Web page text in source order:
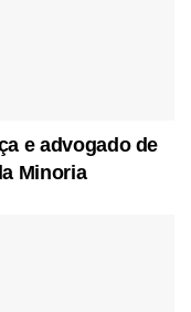
e advogado de
Minoria